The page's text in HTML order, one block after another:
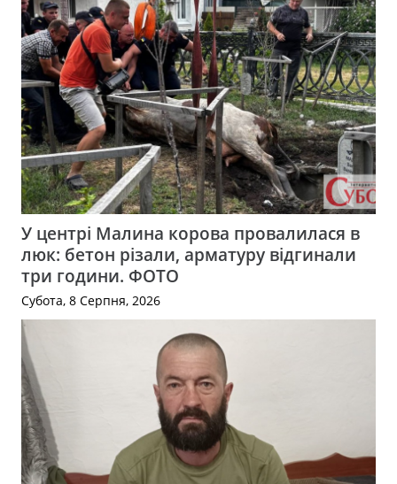
У центрі Малина корова провалилася в
люк: бетон різали, арматуру відгинали
три години. ФОТО
Субота, 8 Серпня, 2026